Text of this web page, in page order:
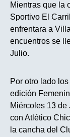
Mientras que la
Sportivo El
enfrentara a
encuentros se
Julio.
Por otro lado
edición
Miércoles 13
con Atlético
la cancha del